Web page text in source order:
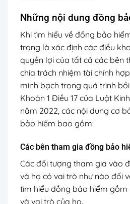
Những nội dung đồng
Khi tìm hiểu về đồng bảo
trọng là xác định các điều
quyền lợi của tất cả các bên
chia trách nhiệm tài chính
minh bạch trong quá trình
Khoản 1 Điều 17 của Luật
năm 2022, các nội dung cơ
bảo hiểm bao gồm:
Các bên tham gia đồng bảo
Các đối tượng tham gia vào
và họ có vai trò như nào đối
tìm hiểu đồng bảo hiểm gồm
và vai trò của họ.